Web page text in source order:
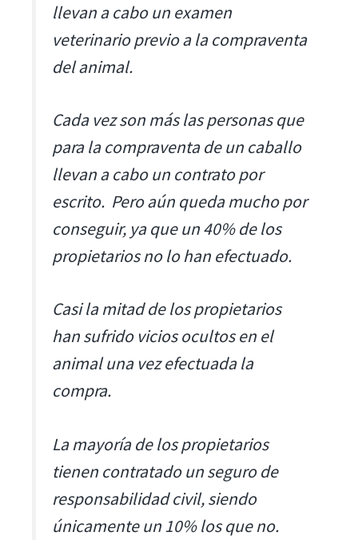
llevan a cabo un examen
veterinario previo a la compraventa
del animal.
Cada vez son más las personas que
para la compraventa de un caballo
llevan a cabo un contrato por
escrito. Pero aún queda mucho por
conseguir, ya que un 40% de los
propietarios no lo han efectuado.
Casi la mitad de los propietarios
han sufrido vicios ocultos en el
animal una vez efectuada la
compra.
La mayoría de los propietarios
tienen contratado un seguro de
responsabilidad civil, siendo
únicamente un 10% los que no.